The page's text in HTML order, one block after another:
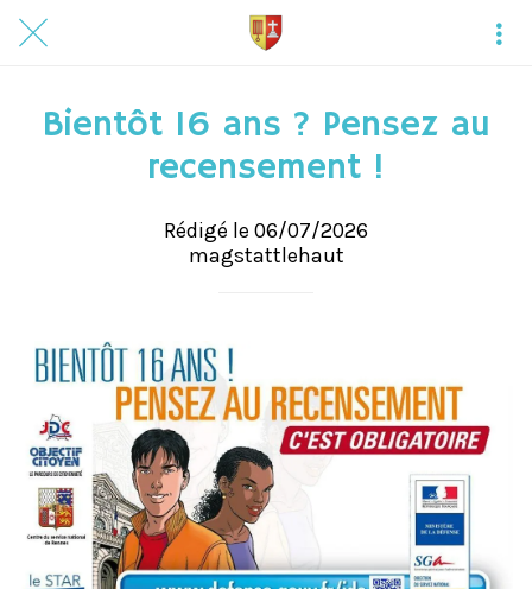
Bientôt 16 ans ? Pensez au
recensement !
Rédigé le 06/07/2026
magstattlehaut